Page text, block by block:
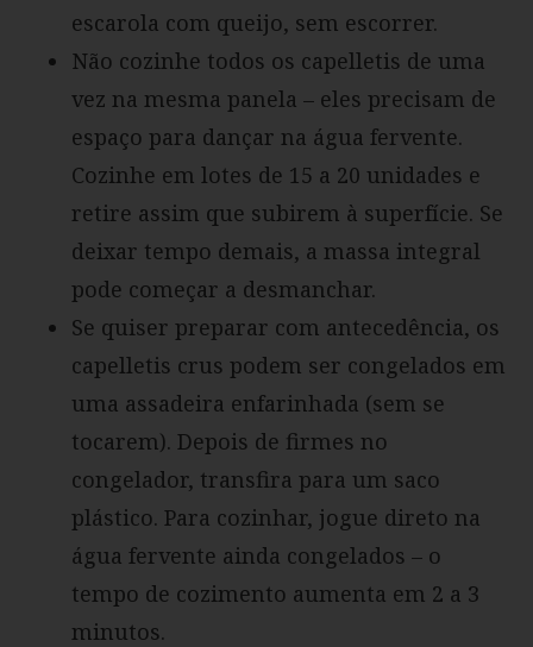
escarola com queijo, sem escorrer.
Não cozinhe todos os capelletis de uma
vez na mesma panela – eles precisam de
espaço para dançar na água fervente.
Cozinhe em lotes de 15 a 20 unidades e
retire assim que subirem à superfície. Se
deixar tempo demais, a massa integral
pode começar a desmanchar.
Se quiser preparar com antecedência, os
capelletis crus podem ser congelados em
uma assadeira enfarinhada (sem se
tocarem). Depois de firmes no
congelador, transfira para um saco
plástico. Para cozinhar, jogue direto na
água fervente ainda congelados – o
tempo de cozimento aumenta em 2 a 3
minutos.